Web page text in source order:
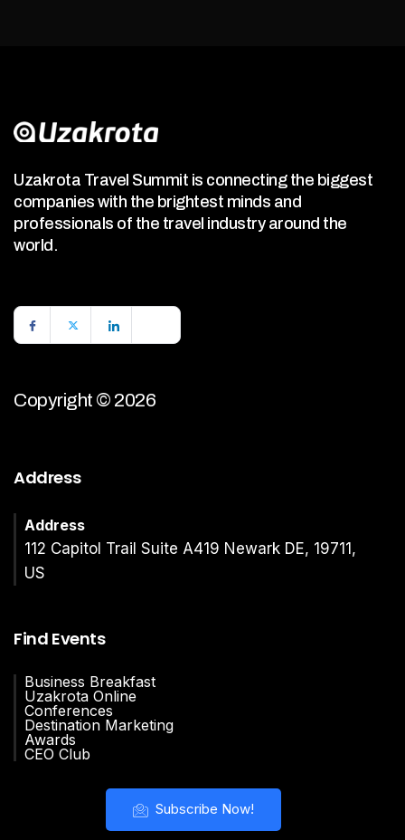
Uzakrota Travel Summit is connecting the biggest
companies with the brightest minds and
professionals of the travel industry around the
world.
Copyright © 2026
Address
Address
112 Capitol Trail Suite A419 Newark DE, 19711,
US
Find Events
Business Breakfast
Uzakrota Online
Conferences
Destination Marketing
Awards
CEO Club
Subscribe Now!